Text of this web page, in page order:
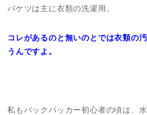
バケツは主に衣類の洗濯用。
コレがあるのと無いのとでは衣類の
うんですよ。
私もバックパッカー初心者の頃は、